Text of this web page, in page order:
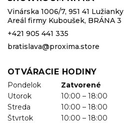
Vinárska 1006/7, 951 41 Lužianky
Areál firmy Kuboušek, BRÁNA 3
+421 905 441 335
bratislava@proxima.store
OTVÁRACIE HODINY
Pondelok
Zatvorené
Utorok
10:00 – 18:00
Streda
10:00 – 18:00
Štvrtok
10:00 – 18:00